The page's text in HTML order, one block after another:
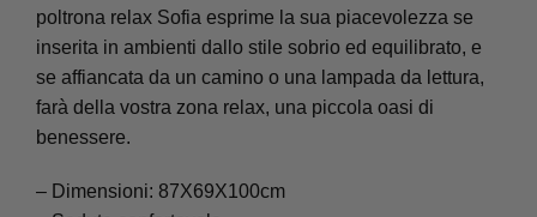
poltrona relax Sofia esprime la sua piacevolezza se
inserita in ambienti dallo stile sobrio ed equilibrato, e
se affiancata da un camino o una lampada da lettura,
farà della vostra zona relax, una piccola oasi di
benessere.
– Dimensioni: 87X69X100cm